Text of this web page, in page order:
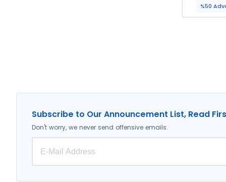
%50
Subscribe to Our Announcement List, Read
Don't worry, we never send offensive emails.